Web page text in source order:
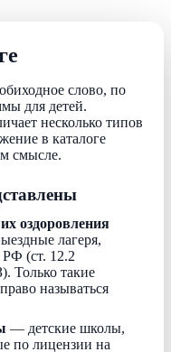
слово, по
для детей.
несколько типов
в каталоге
смысле.
оздоровления
лагеря,
РФ (ст. 12.2
Только такие
называться
— детские школы,
по лицензии на